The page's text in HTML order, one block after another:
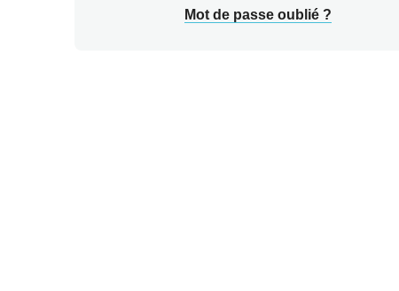
Mot de passe oublié ?